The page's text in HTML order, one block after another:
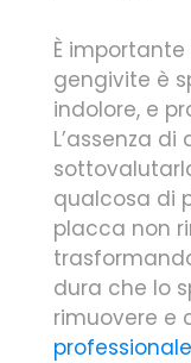
È
gengivite è
indolore, e
L’assenza
qualcosa di
placca non
dura che lo
rimuovere e
professionale